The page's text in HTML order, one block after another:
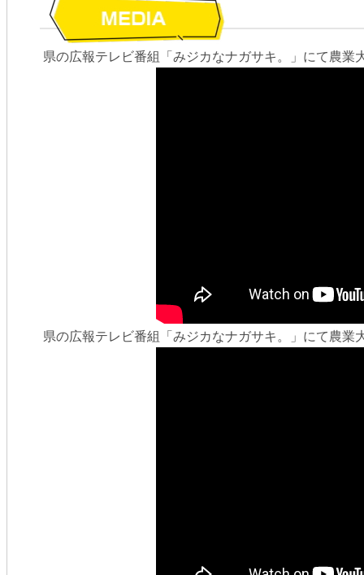
県の広報テレビ番組「みジカなナガサキ。」にて農
県の広報テレビ番組「みジカなナガサキ。」にて農